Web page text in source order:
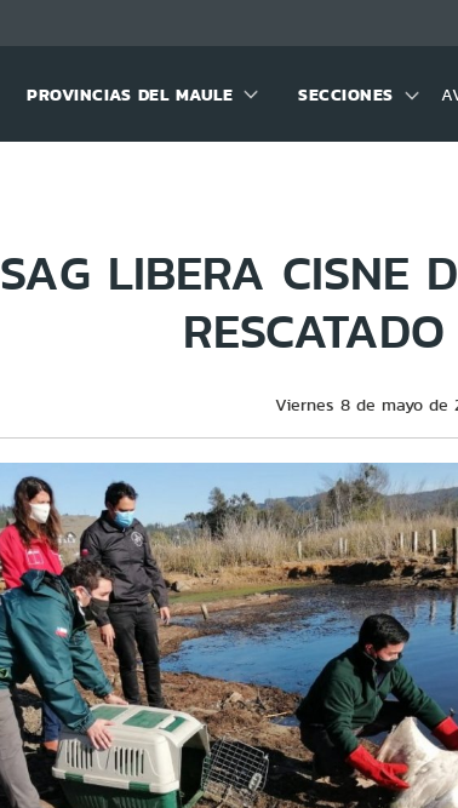
PROVINCIAS DEL MAULE SECCIONES
SAG LIBERA CISNE
Viernes 8 de mayo de